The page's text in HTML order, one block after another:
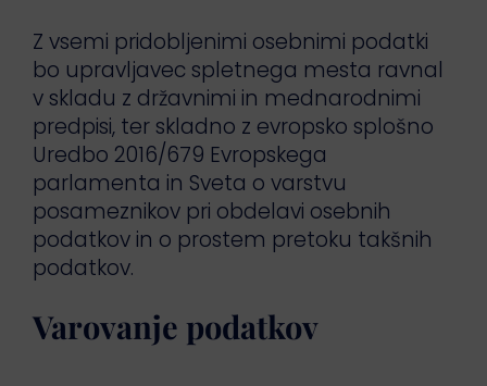
Z vsemi pridobljenimi osebnimi podatki
bo upravljavec spletnega mesta ravnal
v skladu z državnimi in mednarodnimi
predpisi, ter skladno z evropsko splošno
Uredbo 2016/679 Evropskega
parlamenta in Sveta o varstvu
posameznikov pri obdelavi osebnih
podatkov in o prostem pretoku takšnih
podatkov.
Varovanje podatkov